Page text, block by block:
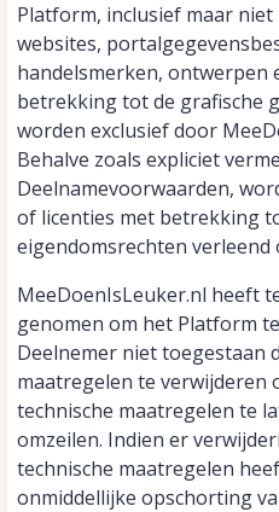
Platform, inclusief maar
websites,
handelsmerken, ontwerpen
betrekking tot de grafische
worden exclusief door
Behalve zoals expliciet
Deelnamevoorwaarden,
of licenties met betrekking
eigendomsrechten verleend
MeeDoenIsLeuker.nl heeft
genomen om het Platform
Deelnemer niet toegestaan
maatregelen te verwijderen
technische maatregelen te
omzeilen. Indien er
technische maatregelen
onmiddellijke opschorting